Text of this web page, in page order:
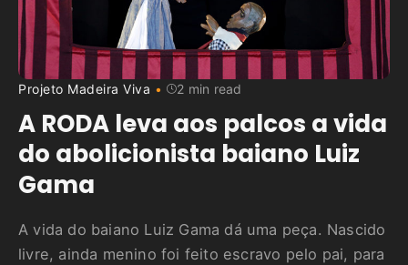
Projeto Madeira Viva 2 min read
A RODA leva aos palcos a vida
do abolicionista baiano Luiz
Gama
A vida do baiano Luiz Gama dá uma peça. Nascido
livre, ainda menino foi feito escravo pelo pai, para